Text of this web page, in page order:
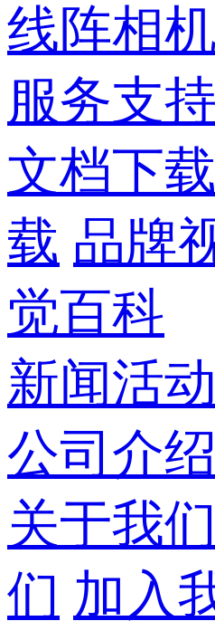
线阵相机
服务支持
文档下载
载 品牌
觉百科
新闻活动
公司介绍
关于我们
们 加入